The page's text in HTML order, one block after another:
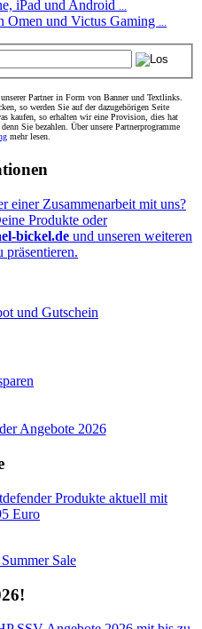
iPad und Android
Omen und Victus Gaming
Partner in Form von Banner und Textlinks.
so werden Sie auf der dazugehörigen Seite
kaufen, so erhalten wir eine Provision, dies hat
Sie bezahlen. Über unsere Partnerprogramme
mehr lesen.
einer Zusammenarbeit mit uns?
Produkte oder
bickel.de und unseren weiteren
präsentieren.
Produkte aktuell mit
Euro